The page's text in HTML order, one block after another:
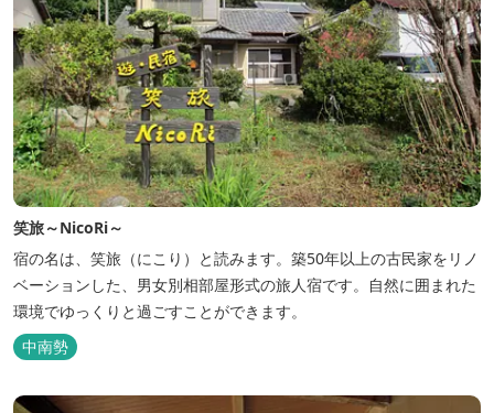
笑旅～NicoRi～
宿の名は、笑旅（にこり）と読みます。築50年以上の古民家をリノ
ベーションした、男女別相部屋形式の旅人宿です。自然に囲まれた
環境でゆっくりと過ごすことができます。
中南勢